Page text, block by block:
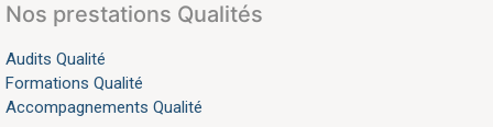
Nos prestations Qualités
Audits Qualité
Formations Qualité
Accompagnements Qualité